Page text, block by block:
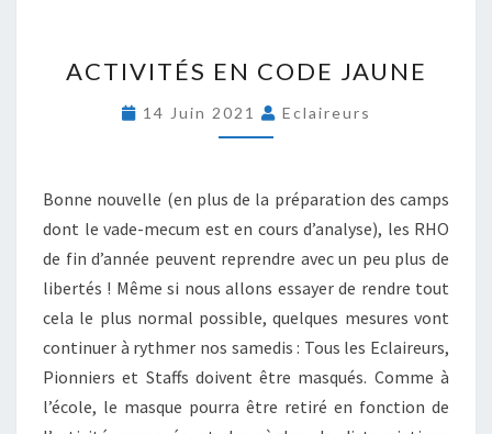
I
V
T
S
E
N
C
E
J
ACTIVITÉS EN CODE JAUNE
14 Juin 2021 Eclaireurs
Bonne nouvelle (en plus de la préparation des camps
dont le vade-mecum est en cours d’analyse), les RHO
de fin d’année peuvent reprendre avec un peu plus de
libertés ! Même si nous allons essayer de rendre tout
cela le plus normal possible, quelques mesures vont
continuer à rythmer nos samedis : Tous les Eclaireurs,
Pionniers et Staffs doivent être masqués. Comme à
l’école, le masque pourra être retiré en fonction de